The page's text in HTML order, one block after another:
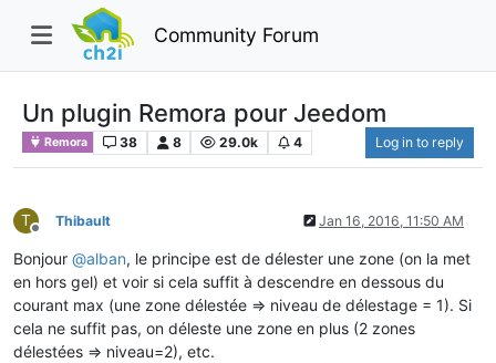
Community Forum
Un plugin Remora pour Jeedom
Remora 38 8 29.0k 4 Log in to reply
T
Offline
Thibault Jan 16, 2016, 11:50 AM
Bonjour @alban, le principe est de délester une zone (on la met
en hors gel) et voir si cela suffit à descendre en dessous du
courant max (une zone délestée => niveau de délestage = 1). Si
cela ne suffit pas, on déleste une zone en plus (2 zones
délestées => niveau=2), etc.